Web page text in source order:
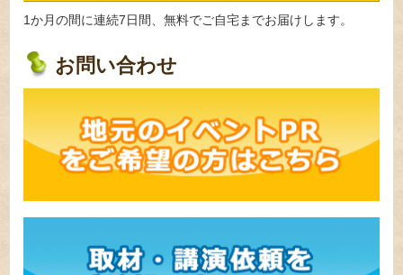
1か月の間に連続7日間、無料でご自宅までお届けします。
お問い合わせ